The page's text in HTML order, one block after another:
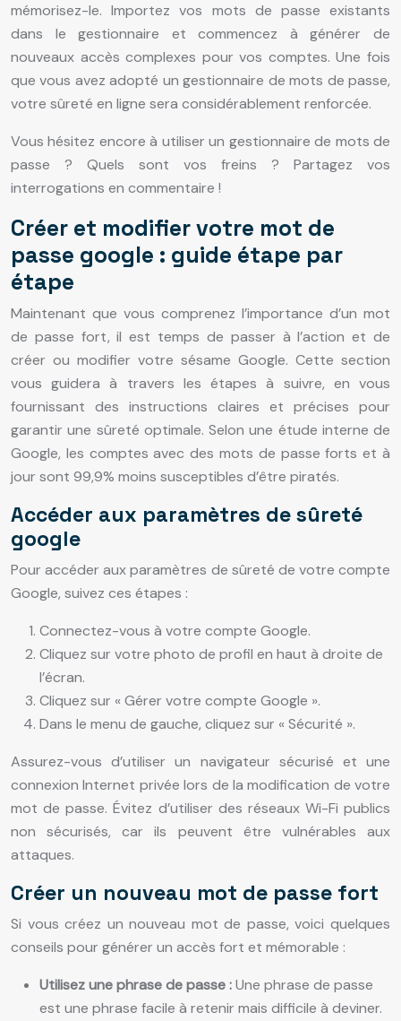
mémorisez-le. Importez vos mots de passe existants
dans le gestionnaire et commencez à générer de
nouveaux accès complexes pour vos comptes. Une fois
que vous avez adopté un gestionnaire de mots de passe,
votre sûreté en ligne sera considérablement renforcée.
Vous hésitez encore à utiliser un gestionnaire de mots de
passe ? Quels sont vos freins ? Partagez vos
interrogations en commentaire !
Créer et modifier votre mot de
passe google : guide étape par
étape
Maintenant que vous comprenez l’importance d’un mot
de passe fort, il est temps de passer à l’action et de
créer ou modifier votre sésame Google. Cette section
vous guidera à travers les étapes à suivre, en vous
fournissant des instructions claires et précises pour
garantir une sûreté optimale. Selon une étude interne de
Google, les comptes avec des mots de passe forts et à
jour sont 99,9% moins susceptibles d’être piratés.
Accéder aux paramètres de sûreté
google
Pour accéder aux paramètres de sûreté de votre compte
Google, suivez ces étapes :
Connectez-vous à votre compte Google.
Cliquez sur votre photo de profil en haut à droite de
l’écran.
Cliquez sur « Gérer votre compte Google ».
Dans le menu de gauche, cliquez sur « Sécurité ».
Assurez-vous d’utiliser un navigateur sécurisé et une
connexion Internet privée lors de la modification de votre
mot de passe. Évitez d’utiliser des réseaux Wi-Fi publics
non sécurisés, car ils peuvent être vulnérables aux
attaques.
Créer un nouveau mot de passe fort
Si vous créez un nouveau mot de passe, voici quelques
conseils pour générer un accès fort et mémorable :
Utilisez une phrase de passe :Une phrase de passe
est une phrase facile à retenir mais difficile à deviner.